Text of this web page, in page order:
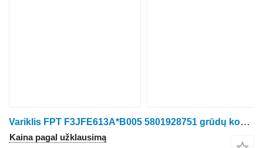
Variklis FPT F3JFE613A*B005 5801928751 grūdų kombaino Case IH 9240
Kaina pagal užklausimą